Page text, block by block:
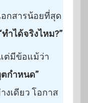
กสารน้อยที่สุด
ทำได้จริงไหม?”
ต่มีข้อแม้ว่า
กำหนด”
งเดียว โอกาส